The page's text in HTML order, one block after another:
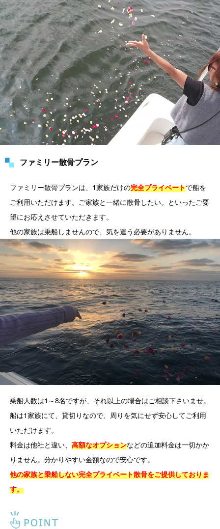
ファミリー散骨プラン
ファミリー散骨プランは、1家族だけの完全プライベートで船を
ご利用いただけます。ご家族と一緒に散骨したい。といったご要
望にお応えさせていただきます。
他の家族は乗船しませんので、気を遣う必要がありません。
乗船人数は1～8名ですが、それ以上の場合はご相談下さいませ。
船は1家族にて、貸切りなので、周りを気にせず安心してご利用
いただけます。
料金は他社と違い、 高額なオプションなどの追加料金は一切かか
りません。分かりやすい金額なので安心です。
他の家族と乗船しない完全プライベート散骨をご提供しておりま
す。